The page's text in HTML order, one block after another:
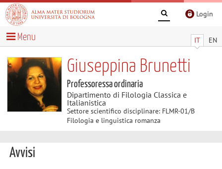
Login
IT EN
Menu
Giuseppina Brunetti
Professoressa ordinaria
Dipartimento di Filologia Classica e
Italianistica
Settore scientifico disciplinare: FLMR-01/B
Filologia e linguistica romanza
Avvisi